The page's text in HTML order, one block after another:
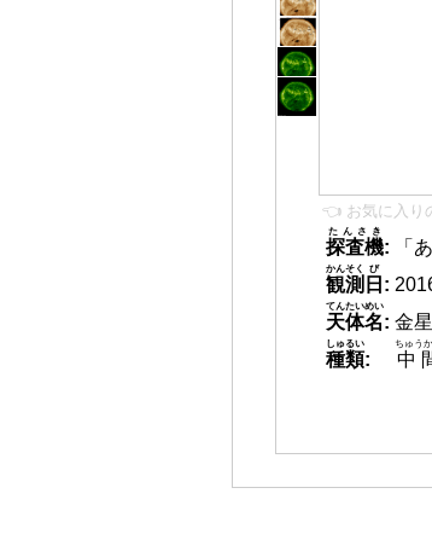
👈 お気に入り
探査機
たんさき
:
「
観測
かんそく
日
び
:
天体名
てんたいめい
: 金星
種類
しゅるい
: 中
ちゅう